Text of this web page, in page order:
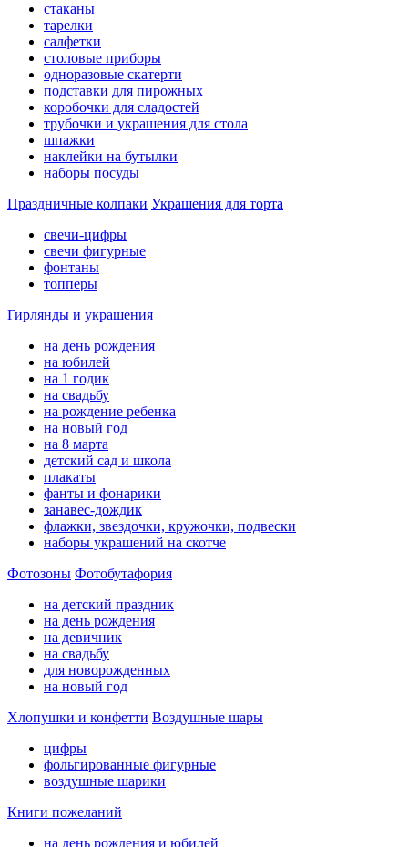
стаканы
тарелки
салфетки
столовые приборы
одноразовые скатерти
подставки для пирожных
коробочки для сладостей
трубочки и украшения для стола
шпажки
наклейки на бутылки
наборы посуды
Праздничные колпаки Украшения для торта
свечи-цифры
свечи фигурные
фонтаны
топперы
Гирлянды и украшения
на день рождения
на юбилей
на 1 годик
на свадьбу
на рождение ребенка
на новый год
на 8 марта
детский сад и школа
плакаты
фанты и фонарики
занавес-дождик
флажки, звездочки, кружочки, подвески
наборы украшений на скотче
Фотозоны Фотобутафория
на детский праздник
на день рождения
на девичник
на свадьбу
для новорожденных
на новый год
Хлопушки и конфетти Воздушные шары
цифры
фольгированные фигурные
воздушные шарики
Книги пожеланий
на день рождения и юбилей